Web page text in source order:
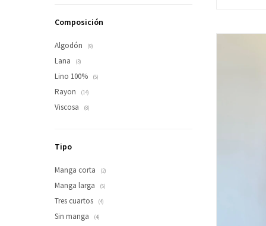
Composición
Algodón (9)
Lana (3)
Lino 100% (5)
Rayon (14)
Viscosa (8)
Tipo
Manga corta (2)
Manga larga (5)
Tres cuartos (4)
Sin manga (4)